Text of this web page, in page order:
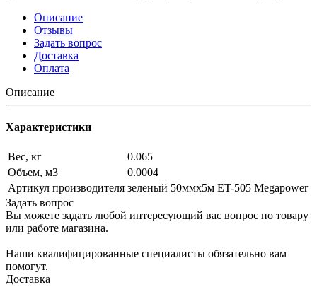
Описание
Отзывы
Задать вопрос
Доставка
Оплата
Описание
Характеристики
Вес, кг
0.065
Объем, м3
0.0004
Артикул производителя зеленый 50ммх5м ET-505 Megapower
Задать вопрос
Вы можете задать любой интересующий вас вопрос по товару
или работе магазина.
Наши квалифицированные специалисты обязательно вам
помогут.
Доставка